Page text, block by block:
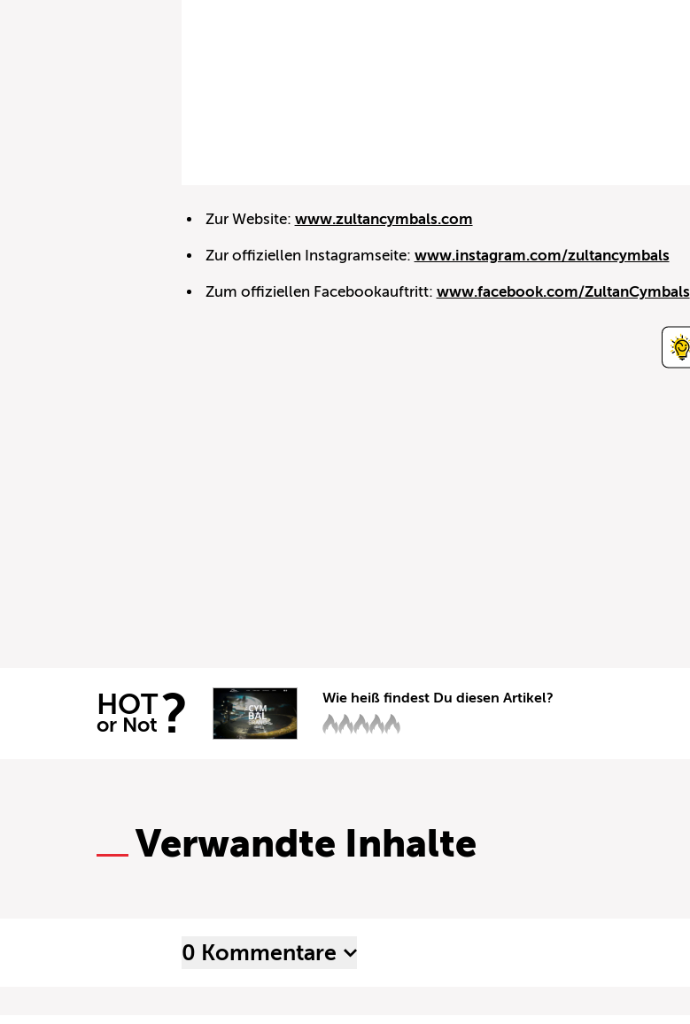
Zur Website: www.zultancymbals.com
Zur offiziellen Instagramseite: www.instagram.com/zultancymbals
Zum offiziellen Facebookauftritt: www.facebook.com/ZultanCymbals
HOT
or Not ?
Wie heiß findest Du diesen Artikel?
Verwandte Inhalte
0 Kommentare